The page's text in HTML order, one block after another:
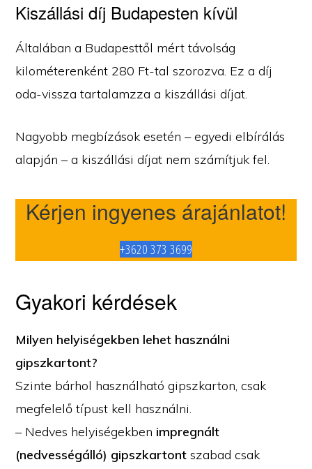
Kiszállási díj Budapesten kívül
Általában a Budapesttől mért távolság
kilométerenként 280 Ft-tal szorozva. Ez a díj
oda-vissza tartalamzza a kiszállási díjat.
Nagyobb megbízások esetén – egyedi elbírálás
alapján – a kiszállási díjat nem számítjuk fel.
Kérjen ingyenes árajánlatot!
+3620 373 3699
Gyakori kérdések
Milyen helyiségekben lehet használni
gipszkartont?
Szinte bárhol használható gipszkarton, csak
megfelelő típust kell használni.
– Nedves helyiségekben impregnált
(nedvességálló) gipszkartont szabad csak